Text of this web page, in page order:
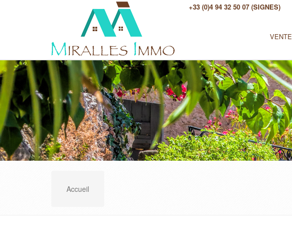
+33 (0)4 94 32 50 07 (SIGNES)
VENTE
Accueil